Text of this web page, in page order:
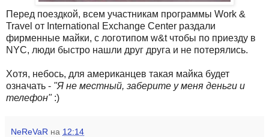
Перед поездкой, всем участникам программы Work &
Travel от International Exchange Center раздали
фирменные майки, с логотипом w&t чтобы по приезду в
NYC, люди быстро нашли друг друга и не потерялись.
Хотя, небось, для американцев такая майка будет
означать - "Я не местный, заберите у меня деньги и
телефон":)
NeReVaR на 12:14